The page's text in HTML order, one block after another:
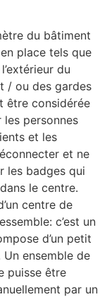
du bâtiment
place tels que
du
/ ou des gardes
être considérée
personnes
et les
et ne
les badges qui
le centre.
centre de
c’est un
d’un petit
ensemble de
puisse être
par un